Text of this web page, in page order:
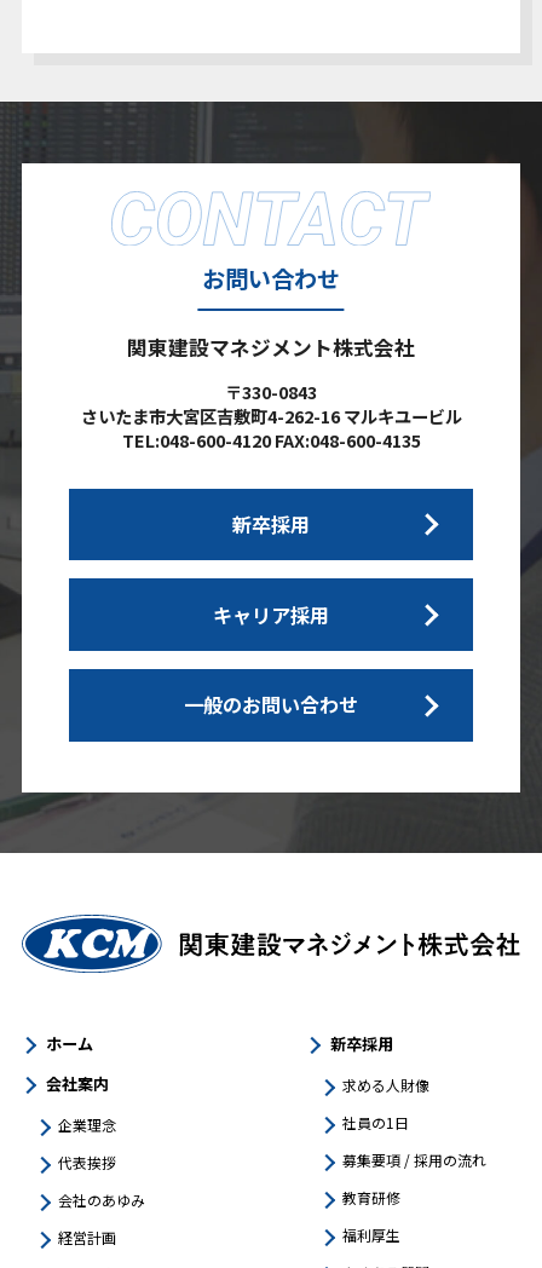
お問い合わせ
関東建設マネジメント株式会社
〒330-0843
さいたま市大宮区吉敷町4-262-16 マルキユービル
TEL:048-600-4120 FAX:048-600-4135
新卒採用
キャリア採用
一般のお問い合わせ
ホーム
会社案内
企業理念
代表挨拶
会社のあゆみ
経営計画
新卒採用
求める人財像
社員の1日
募集要項 / 採用の流れ
教育研修
福利厚生